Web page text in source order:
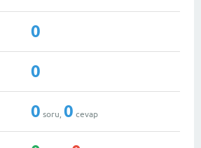
0
0
0 soru, 0 cevap